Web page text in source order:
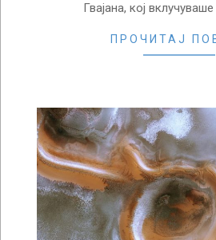
Гвајана, кој
ПРОЧИТАЈ